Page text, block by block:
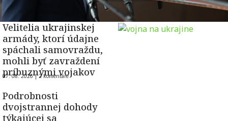
Velitelia ukrajinskej
armády, ktorí údajne
spáchali samovraždu,
mohli byť zavraždení
príbuznými vojakov
07. 08. 2026 |2 komentáre
Podrobnosti
dvojstrannej dohody
týkajúcej sa